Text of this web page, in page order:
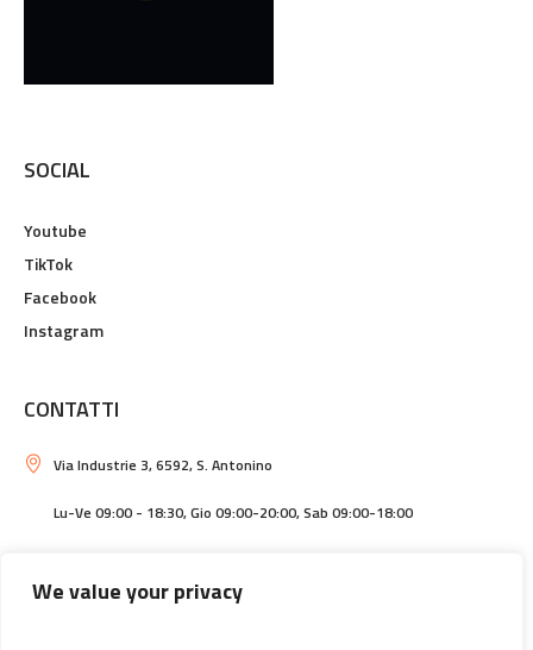
We value your privacy
SOCIAL
Youtube
TikTok
Facebook
Instagram
CONTATTI
Via Industrie 3, 6592, S. Antonino
Lu-Ve 09:00 - 18:30, Gio 09:00-20:00, Sab 09:00-18:00